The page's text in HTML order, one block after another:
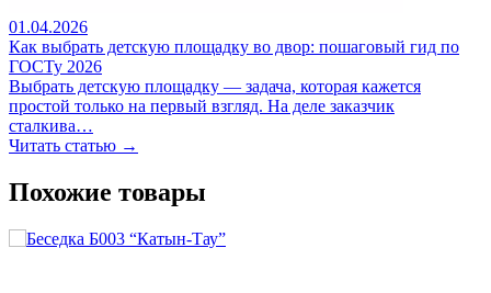
01.04.2026
Как выбрать детскую площадку во двор: пошаговый гид по
ГОСТу 2026
Выбрать детскую площадку — задача, которая кажется
простой только на первый взгляд. На деле заказчик
сталкива…
Читать статью →
Похожие товары